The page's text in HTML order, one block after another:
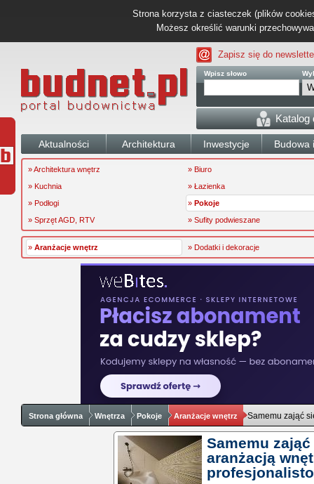
Strona korzysta z ciasteczek (plików
Możesz określić warunki
Zapisz się do
Wpisz słowo
Katalog
Aktualności Architektura Inwestycje Budowa
» Architektura wnętrz
» Biuro
» Kuchnia
» Łazienka
» Podłogi
» Pokoje
» Sprzęt AGD, RTV
» Sufity podwieszane
» Aranżacje wnętrz » Dodatki i dekoracje
Strona główna Wnętrza Pokoje Aranżacje wnętrz Samemu zająć
Samemu
aranżacją